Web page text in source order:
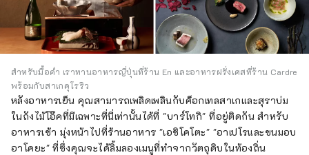
สำหรับมื้อค่ำ เราทานอาหารญี่ปุ่นที่ร้าน En และอาหารฝรั่งเศสที่ร้าน Cardre
พร้อมกับสาเกคุโรริว
หลังอาหารเย็น คุณสามารถเพลิดเพลินกับค็อกเทลสาเกและสุราบ่ม
ในถังไม้โอ๊คที่มีเฉพาะที่นี่เท่านั้นได้ที่ "บาร์โทกิ" ที่อยู่ติดกัน สำหรับ
อาหารเช้า มุ่งหน้าไปที่ร้านอาหาร "เอชิโคโตะ" "อาเปโรและขนมอบ
อาโคยะ" ที่ซึ่งคุณจะได้ลิ้มลองเมนูที่ทำจากวัตถุดิบในท้องถิ่น